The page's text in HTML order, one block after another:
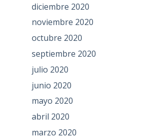
diciembre 2020
noviembre 2020
octubre 2020
septiembre 2020
julio 2020
junio 2020
mayo 2020
abril 2020
marzo 2020